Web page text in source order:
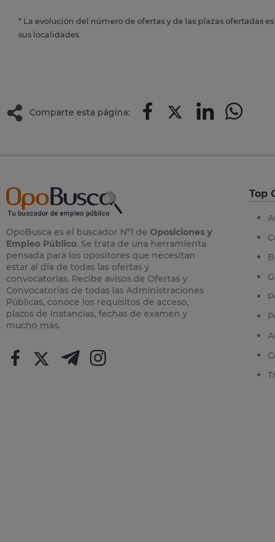
* La evolución del número de ofertas y de las plazas ofertadas
sus localidades
Comparte esta página:
OpoBusca es el buscador Nº1 de Oposiciones y
Empleo Público. Se trata de una herramienta
pensada para los opositores que necesitan
estar al día de todas las ofertas y
convocatorias. Recibe avisos de Ofertas y
Convocatorias de todas las Administraciones
Públicas, conoce los requisitos de acceso,
plazos de instancias, fechas de examen y
mucho más.
Top